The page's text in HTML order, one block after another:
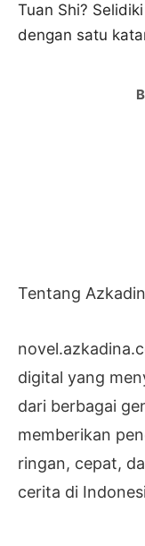
Tuan Shi?
dengan satu
Tentang
digital yang
dari berbagai
memberikan
ringan, cepat,
cerita di